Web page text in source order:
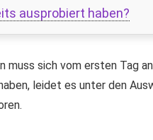
ausprobiert haben?
muss sich vom ersten Tag
leidet es unter den